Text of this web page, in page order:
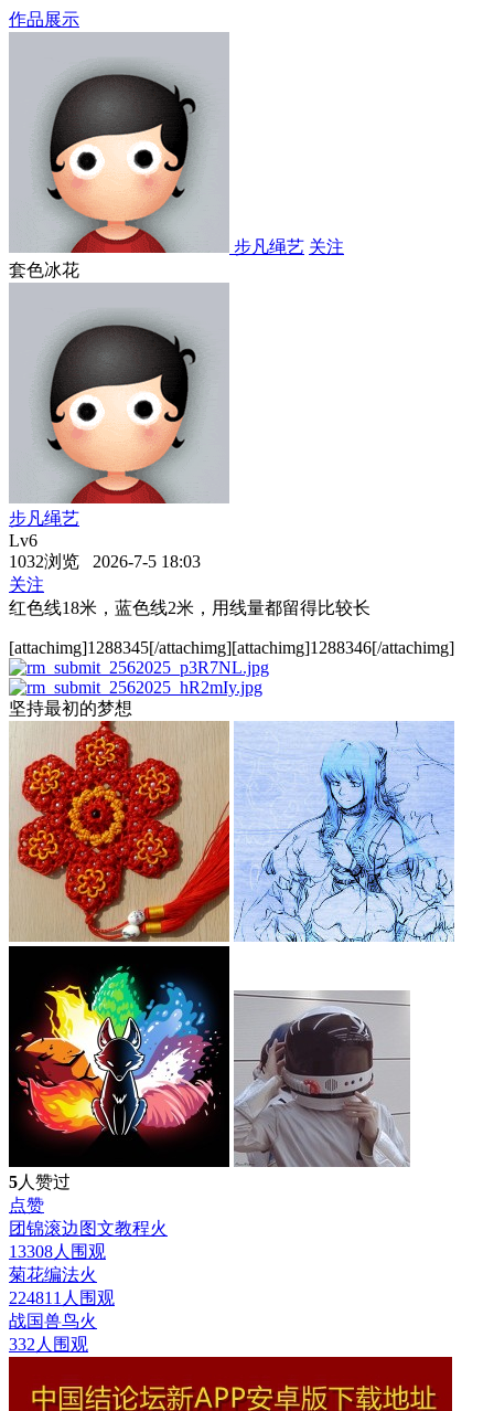
作品展示
步凡绳艺 关注
套色冰花
步凡绳艺
Lv6
1032浏览 2026-7-5 18:03
关注
红色线18米，蓝色线2米，用线量都留得比较长
[attachimg]1288345[/attachimg][attachimg]1288346[/attachimg]
坚持最初的梦想
5人赞过
点赞
团锦滚边图文教程火
13308人围观
菊花编法火
224811人围观
战国兽鸟火
332人围观